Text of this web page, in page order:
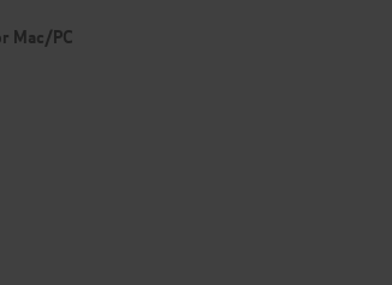
Mac/PC